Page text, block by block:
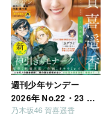
週刊少年サンデー
2026年 No.22・23 合
併号
乃木坂46 賀喜遥香